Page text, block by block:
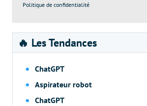
Politique de confidentialité
🔥 Les Tendances
ChatGPT
Aspirateur robot
ChatGPT